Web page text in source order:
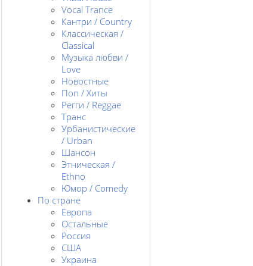
Vocal Trance
Кантри / Country
Классическая /
Classical
Музыка любви /
Love
Новостные
Поп / Хиты
Регги / Reggae
Транс
Урбанистические
/ Urban
Шансон
Этническая /
Ethno
Юмор / Comedy
По стране
Европа
Остальные
Россия
США
Украина